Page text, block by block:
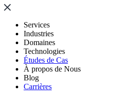
Services
Industries
Domaines
Technologies
Études de Cas
À propos de Nous
Blog
Carrières